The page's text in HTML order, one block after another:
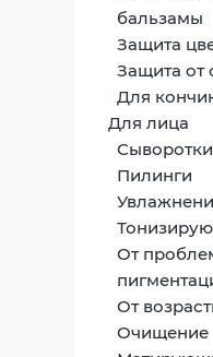
бальзамы
Защита
Защита от
Для
Для лица
Сыворотки
Пилинги
От
От
Очищение